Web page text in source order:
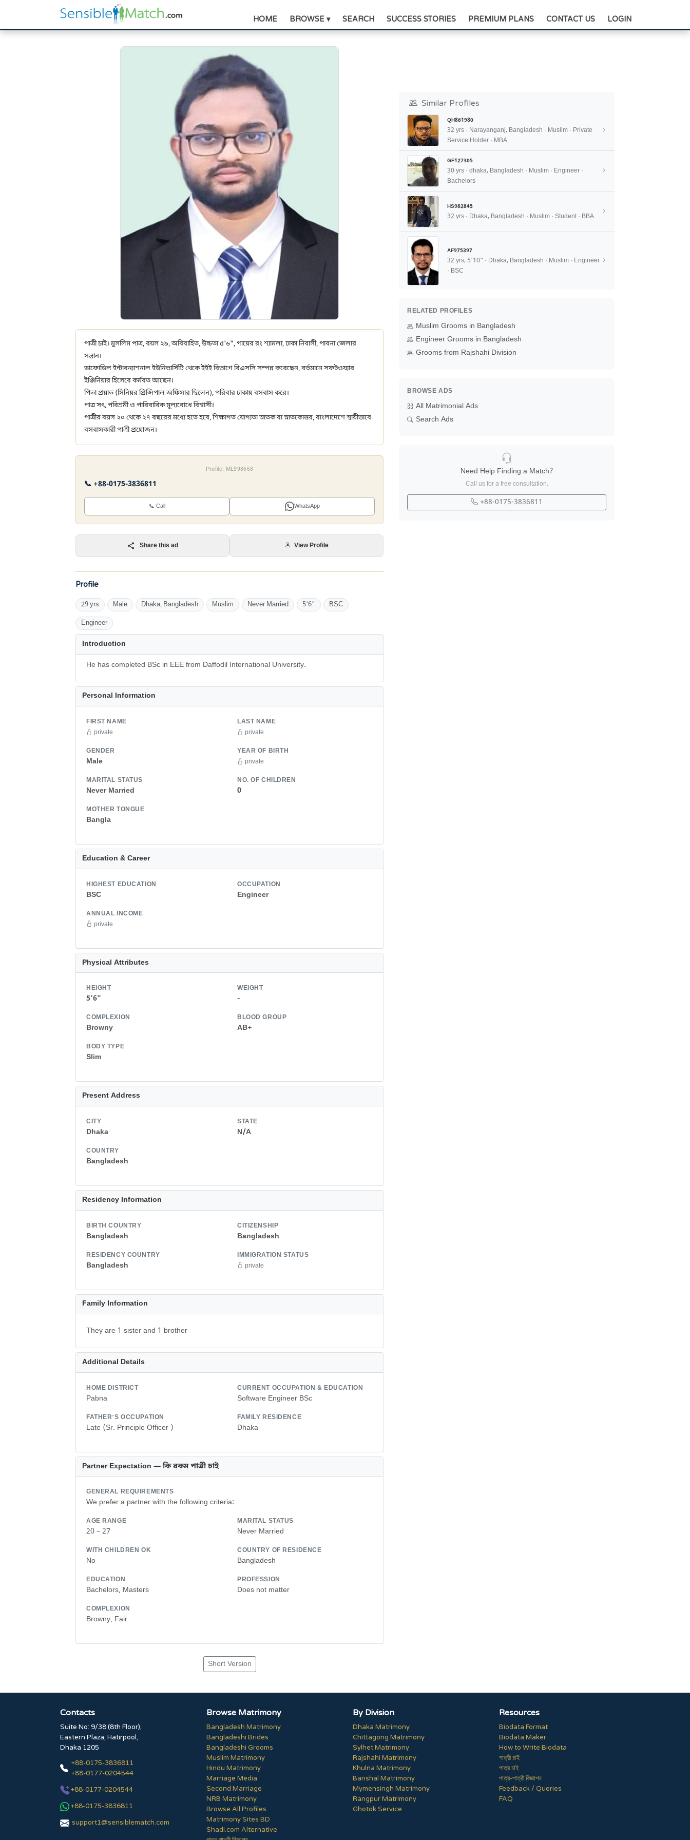
HOME BROWSE ▾ SEARCH SUCCESS STORIES PREMIUM PLANS CONTACT US LOGIN
পাত্রী চাই। মুসলিম পাত্র, বয়স ২৯, অবিবাহিত, উচ্চতা ৫'৬", গায়ের রং শ্যামলা, ঢাকা নিবাসী, পাবনা জেলার
সন্তান।
ডাফোডিল ইন্টারন্যাশনাল ইউনিভার্সিটি থেকে ইইই বিভাগে বিএসসি সম্পন্ন করেছেন, বর্তমানে সফটওয়্যার
ইঞ্জিনিয়ার হিসেবে কর্মরত আছেন।
পিতা প্রয়াত (সিনিয়র প্রিন্সিপাল অফিসার ছিলেন), পরিবার ঢাকায় বসবাস করে।
পাত্র সৎ, পরিশ্রমী ও পারিবারিক মূল্যবোধে বিশ্বাসী।
পাত্রীর বয়স ২০ থেকে ২৭ বছরের মধ্যে হতে হবে, শিক্ষাগত যোগ্যতা স্নাতক বা স্নাতকোত্তর, বাংলাদেশে স্থায়ীভাবে
বসবাসকারী পাত্রী প্রয়োজন।
Profile: ML998668
📞 +88-0175-3836811
📞 Call WhatsApp
Share this ad View Profile
Profile
29 yrs Male Dhaka, Bangladesh Muslim Never Married 5'6" BSC
Engineer
Introduction
He has completed BSc in EEE from Daffodil International University.
Personal Information
FIRST NAME
private
LAST NAME
private
GENDER
Male
YEAR OF BIRTH
private
MARITAL STATUS
Never Married
NO. OF CHILDREN
0
MOTHER TONGUE
Bangla
Education & Career
HIGHEST EDUCATION
BSC
OCCUPATION
Engineer
ANNUAL INCOME
private
Physical Attributes
HEIGHT
5'6"
WEIGHT
-
COMPLEXION
Browny
BLOOD GROUP
AB+
BODY TYPE
Slim
Present Address
CITY
Dhaka
STATE
N/A
COUNTRY
Bangladesh
Residency Information
BIRTH COUNTRY
Bangladesh
CITIZENSHIP
Bangladesh
RESIDENCY COUNTRY
Bangladesh
IMMIGRATION STATUS
private
Family Information
They are 1 sister and 1 brother
Additional Details
HOME DISTRICT
Pabna
CURRENT OCCUPATION & EDUCATION
Software Engineer BSc
FATHER'S OCCUPATION
Late (Sr. Principle Officer )
FAMILY RESIDENCE
Dhaka
Partner Expectation — কি রকম পাত্রী চাই
GENERAL REQUIREMENTS
We prefer a partner with the following criteria:
AGE RANGE
20 – 27
MARITAL STATUS
Never Married
WITH CHILDREN OK
No
COUNTRY OF RESIDENCE
Bangladesh
EDUCATION
Bachelors, Masters
PROFESSION
Does not matter
COMPLEXION
Browny, Fair
Short Version
Similar Profiles
QH861980
32 yrs · Narayanganj, Bangladesh · Muslim · Private
Service Holder · MBA
GF127305
30 yrs · dhaka, Bangladesh · Muslim · Engineer ·
Bachelors
HS982845
32 yrs · Dhaka, Bangladesh · Muslim · Student · BBA
AF975397
32 yrs, 5'10" · Dhaka, Bangladesh · Muslim · Engineer
· BSC
RELATED PROFILES
Muslim Grooms in Bangladesh
Engineer Grooms in Bangladesh
Grooms from Rajshahi Division
BROWSE ADS
All Matrimonial Ads
Search Ads
Need Help Finding a Match?
Call us for a free consultation.
+88-0175-3836811
Contacts
Suite No: 9/38 (8th Floor),
Eastern Plaza, Hatirpool,
Dhaka 1205
+88-0175-3836811
+88-0177-0204544
+88-0177-0204544
+88-0175-3836811
support1@sensiblematch.com
Browse Matrimony
Bangladesh Matrimony
Bangladeshi Brides
Bangladeshi Grooms
Muslim Matrimony
Hindu Matrimony
Marriage Media
Second Marriage
NRB Matrimony
Browse All Profiles
Matrimony Sites BD
Shadi.com Alternative
By Division
Dhaka Matrimony
Chittagong Matrimony
Sylhet Matrimony
Rajshahi Matrimony
Khulna Matrimony
Barishal Matrimony
Mymensingh Matrimony
Rangpur Matrimony
Ghotok Service
Resources
Biodata Format
Biodata Maker
How to Write Biodata
পাত্রী চাই
পাত্র চাই
পাত্র-পাত্রী বিজ্ঞাপন
Feedback / Queries
FAQ